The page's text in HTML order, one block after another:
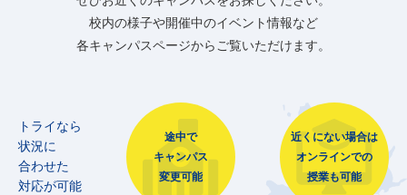
校内の様子や開催中のイベント情報など
各キャンパスページからご覧いただけます。
トライなら
状況に
合わせた
対応が可能
途中で
キャンパス
変更可能
近くにない場合は
オンラインでの
授業も可能